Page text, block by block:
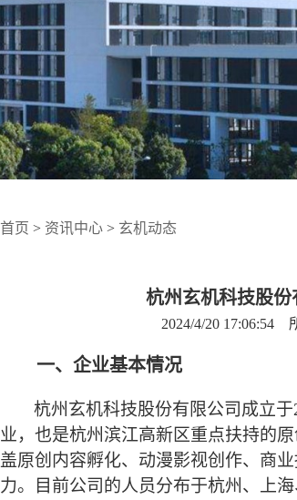
首页 > 资讯中心 > 玄机动态
杭州玄机科技股
2024/4/20 17:06:54
一、企业基本情况
杭州玄机科技股份有限公司成立
业，也是杭州滨江高新区重点扶持的
盖原创内容孵化、动漫影视创作、商
力。目前公司的人员分布于杭州、上